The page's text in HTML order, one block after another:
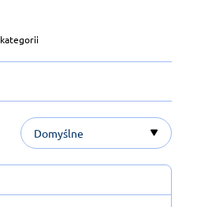
Domyślne